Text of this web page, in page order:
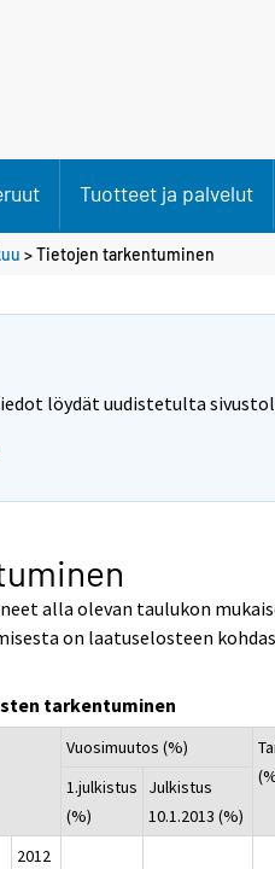
Tuotteet ja palvelut
> Tietojen tarkentuminen
löydät uudistetulta
alla olevan taulukon
on laatuselosteen
tarkentuminen
Vuosimuutos (%)
1.julkistus
(%)
Julkistus
10.1.2013 (%)
2012